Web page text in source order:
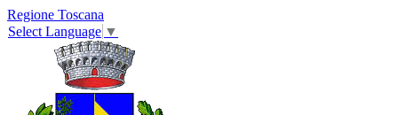
Regione Toscana
Select Language ▼